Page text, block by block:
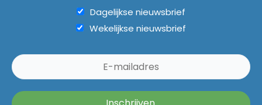
Dagelijkse nieuwsbrief
Wekelijkse nieuwsbrief